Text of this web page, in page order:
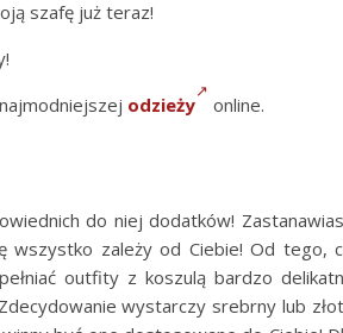
szafę już teraz!
odzieży online.
do niej dodatków!
wszystko zależy od Ciebie! Od tego,
outfity z koszulą bardzo
wystarczy srebrny lub